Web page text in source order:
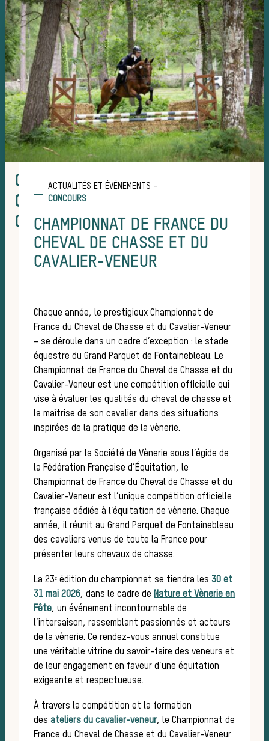
CHAMPIONNAT DE FRANCE DU
CHEVAL DE CHASSE ET DU
CAVALIER-VENEUR
ACTUALITÉS ET ÉVÉNEMENTS –
CONCOURS
CHAMPIONNAT DE FRANCE DU
CHEVAL DE CHASSE ET DU
CAVALIER-VENEUR
Chaque année, le prestigieux Championnat de
France du Cheval de Chasse et du Cavalier-Veneur
– se déroule dans un cadre d’exception : le stade
équestre du Grand Parquet de Fontainebleau. Le
Championnat de France du Cheval de Chasse et du
Cavalier-Veneur est une compétition officielle qui
vise à évaluer les qualités du cheval de chasse et
la maîtrise de son cavalier dans des situations
inspirées de la pratique de la vènerie.
Organisé par la Société de Vènerie sous l’égide de
la Fédération Française d’Équitation, le
Championnat de France du Cheval de Chasse et du
Cavalier-Veneur est l’unique compétition officielle
française dédiée à l’équitation de vènerie. Chaque
année, il réunit au Grand Parquet de Fontainebleau
des cavaliers venus de toute la France pour
présenter leurs chevaux de chasse.
La 23ᵉ édition du championnat se tiendra les 30 et
31 mai 2026, dans le cadre de Nature et Vènerie en
Fête, un événement incontournable de
l’intersaison, rassemblant passionnés et acteurs
de la vènerie. Ce rendez-vous annuel constitue
une véritable vitrine du savoir-faire des veneurs et
de leur engagement en faveur d’une équitation
exigeante et respectueuse.
À travers la compétition et la formation
des ateliers du cavalier-veneur, le Championnat de
France du Cheval de Chasse et du Cavalier-Veneur